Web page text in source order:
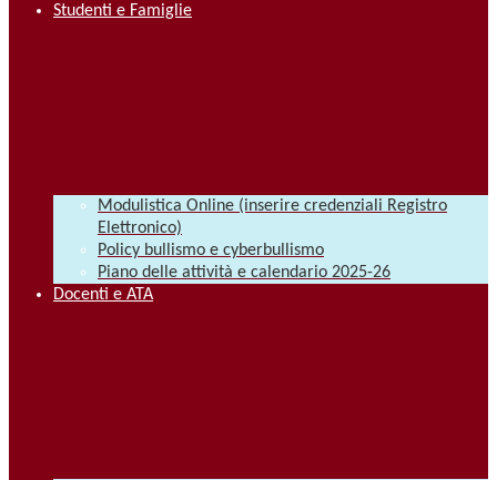
Studenti e Famiglie
Modulistica Online (inserire credenziali Registro
Elettronico)
Policy bullismo e cyberbullismo
Piano delle attività e calendario 2025-26
Docenti e ATA